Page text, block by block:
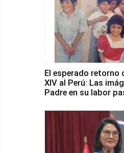
El esperado retorno
XIV al Perú: Las
Padre en su labor